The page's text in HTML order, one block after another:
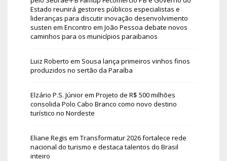
Estado reunirá gestores públicos especialistas e
lideranças para discutir inovação desenvolvimento
susten em Encontro em João Pessoa debate novos
caminhos para os municípios paraibanos
Luiz Roberto em Sousa lança primeiros vinhos finos
produzidos no sertão da Paraíba
Elzário P.S. Júniorem Projeto de R$ 500 milhões
consolida Polo Cabo Branco como novo destino
turístico no Nordeste
Eliane Regis em Transformatur 2026 fortalece rede
nacional do turismo e destaca talentos do Brasil
inteiro